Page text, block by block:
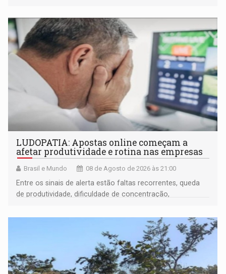
LUDOPATIA: Apostas online começam a
afetar produtividade e rotina nas empresas
Brasil e Mundo 08 de Agosto de 2026 às 21:00
Entre os sinais de alerta estão faltas recorrentes, queda
de produtividade, dificuldade de concentração,